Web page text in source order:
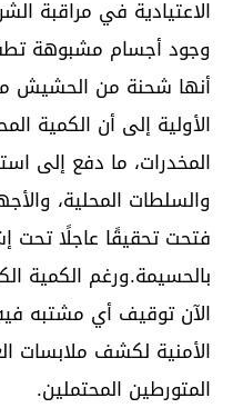
الاعتيادية في مراقبة
وجود أجسام مشبوهة
أنها شحنة من الحشيش
الأولية إلى أن الكمية
المخدرات، ما دفع إلى
والسلطات المحلية،
فتحت تحقيقًا عاجلًا تحت
بالحسيمة.ورغم الكمية
الآن توقيف أي مشتبه
الأمنية لكشف ملابسات
المتورطين المحتملين.